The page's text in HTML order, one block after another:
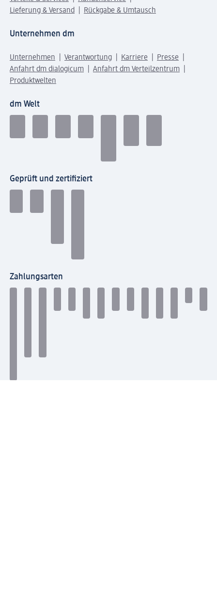
Lieferung & Versand
Rückgabe & Umtausch
Unternehmen dm
Unternehmen Verantwortung Karriere
Presse
Anfahrt dm dialogicum
Anfahrt dm Verteilzentrum
Produktwelten
dm Welt
Geprüft und zertifiziert
Zahlungsarten